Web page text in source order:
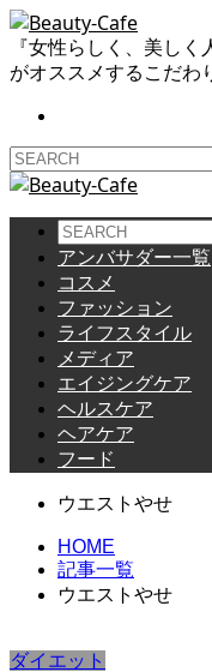
『女性らしく、美し
がオススメするこだわ
アンバサダー一覧
コスメ
ファッション
ライフスタイル
メディア
エイジングケア
ヘルスケア
ヘアケア
フード
ウエストやせ
HOME
記事一覧
ウエストやせ
ダイエット